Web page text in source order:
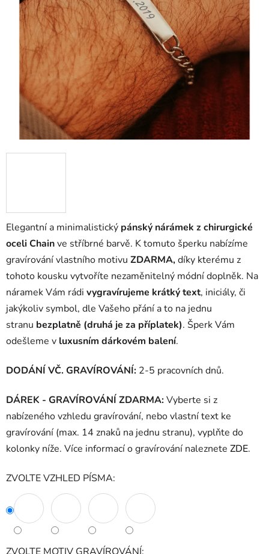
Elegantní a minimalistický pánský nárámek z chirurgické
oceli Chainve stříbrné barvě. K tomuto šperku nabízíme
gravírování vlastního motivu ZDARMA,díky kterému z
tohoto kousku vytvoříte nezaměnitelný módní doplněk. Na
náramek Vám rádi vygravírujeme krátký text, iniciály, či
jakýkoliv symbol, dle Vašeho přání a to na jednu
stranu bezplatně (druhá je za příplatek). Šperk Vám
odešleme v luxusním dárkovém balení.
DODÁNÍ VČ. GRAVÍROVÁNÍ: 2-5 pracovních dnů.
DÁREK - GRAVÍROVÁNÍ ZDARMA:Vyberte si z
nabízeného vzhledu gravírování, nebo vlastní text ke
gravírování (max. 14 znaků na jednu stranu), vyplňte do
kolonky níže. Více informací o gravírování naleznete ZDE.
ZVOLTE VZHLED PÍSMA: